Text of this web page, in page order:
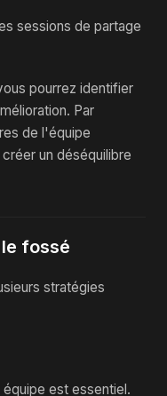
sessions de partage
pourrez identifier
Par
de l'équipe
un déséquilibre
fossé
stratégies
est essentiel.